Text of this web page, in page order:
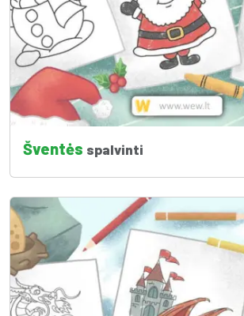
Šventės spalvinti